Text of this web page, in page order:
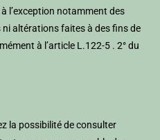
l’exception notamment des
altérations faites à des fins de
à l’article L.122-5 . 2° du
la possibilité de consulter